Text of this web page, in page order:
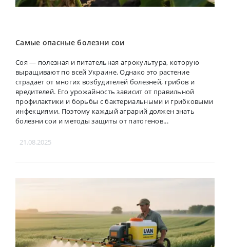
Самые опасные болезни сои
Соя — полезная и питательная агрокультура, которую
выращивают по всей Украине. Однако это растение
страдает от многих возбудителей болезней, грибов и
вредителей. Его урожайность зависит от правильной
профилактики и борьбы с бактериальными и грибковыми
инфекциями. Поэтому каждый аграрий должен знать
болезни сои и методы защиты от патогенов...
21.08.2025